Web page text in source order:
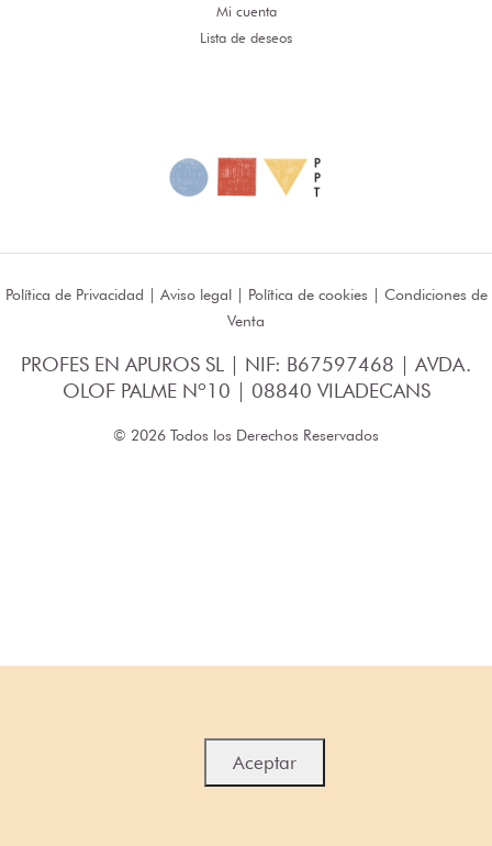
Mi cuenta
Lista de deseos
Política de Privacidad | Aviso legal| Política de cookies | Condiciones de
Venta
PROFES EN APUROS SL | NIF: B67597468 | AVDA.
OLOF PALME Nº10 | 08840 VILADECANS
© 2026 Todos los Derechos Reservados
Aceptar